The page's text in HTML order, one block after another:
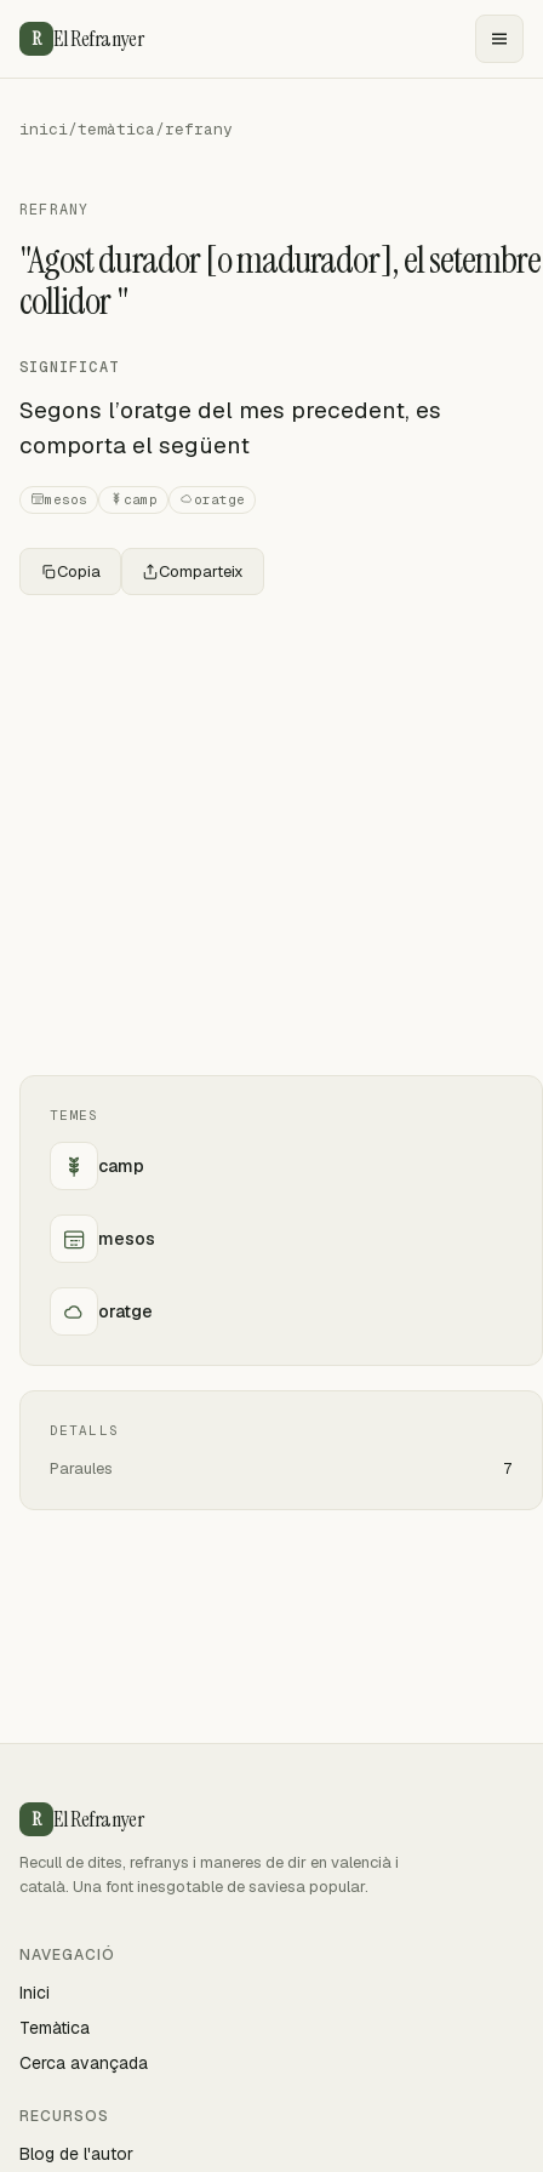
R El Refranyer
inici/temàtica/refrany
REFRANY
"Agost durador [o madurador], el setembre
collidor "
SIGNIFICAT
Segons l’oratge del mes precedent, es
comporta el següent
mesos camp oratge
Copia Comparteix
TEMES
camp
mesos
oratge
DETALLS
Paraules 7
R El Refranyer
Recull de dites, refranys i maneres de dir en valencià i
català. Una font inesgotable de saviesa popular.
NAVEGACIÓ
Inici
Temàtica
Cerca avançada
RECURSOS
Blog de l'autor